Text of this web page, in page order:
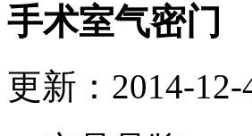
手术室气密门
更新：2014-